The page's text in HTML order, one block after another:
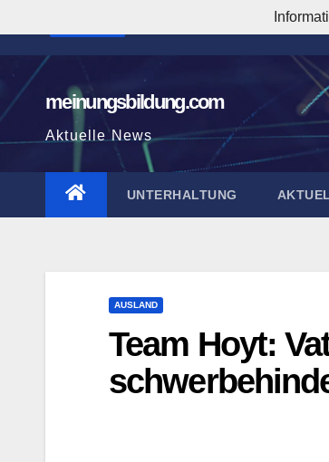
Inhalt
springen
meinungsbildung.com
Aktuelle News
UNTERHALTUNG
AUSLAND
Team Hoyt: